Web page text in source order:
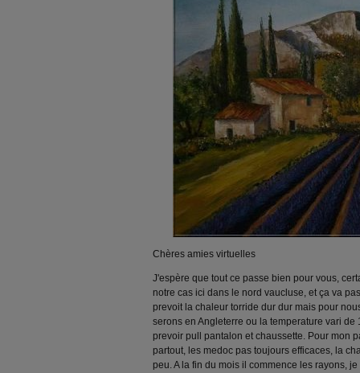
Chères amies virtuelles
J'espère que tout ce passe bien pour vous,
notre cas ici dans le nord vaucluse, et ça va
prevoit la chaleur torride dur dur mais pour
serons en Angleterre ou la temperature vari de
prevoir pull pantalon et chaussette. Pour mon
partout, les medoc pas toujours efficaces, la
peu. A la fin du mois il commence les rayons,